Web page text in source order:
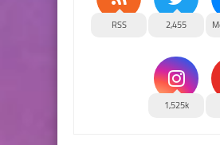
2,455
RSS
1,525k